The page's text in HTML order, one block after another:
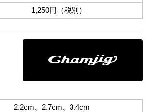
1,250円（税別）
2.2cm、​2.7cm、​3.4cm